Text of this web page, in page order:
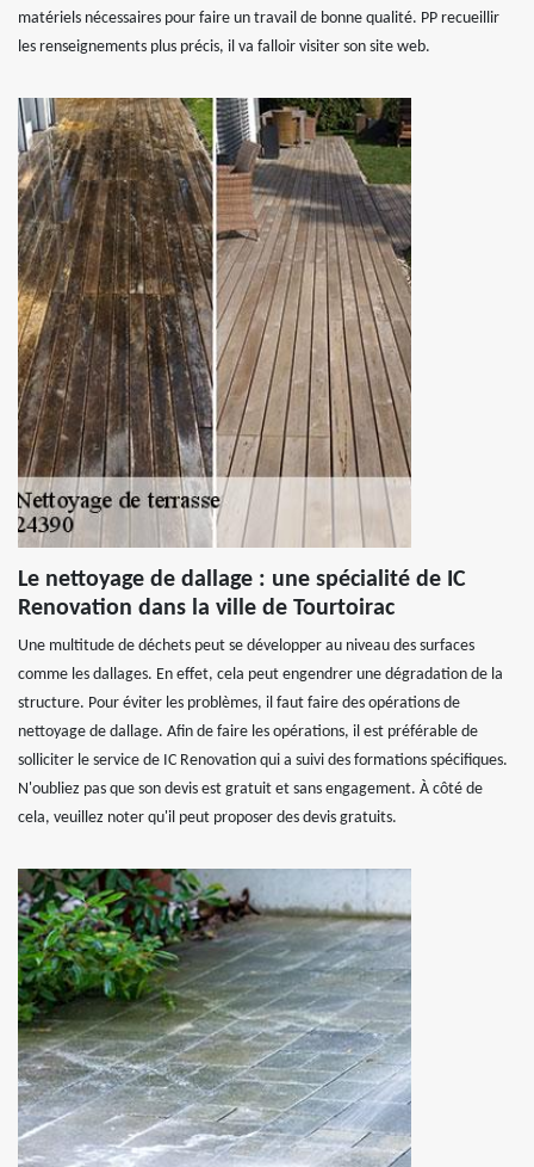
matériels nécessaires pour faire un travail de bonne qualité. PP recueillir
les renseignements plus précis, il va falloir visiter son site web.
Le nettoyage de dallage : une spécialité de IC
Renovation dans la ville de Tourtoirac
Une multitude de déchets peut se développer au niveau des surfaces
comme les dallages. En effet, cela peut engendrer une dégradation de la
structure. Pour éviter les problèmes, il faut faire des opérations de
nettoyage de dallage. Afin de faire les opérations, il est préférable de
solliciter le service de IC Renovation qui a suivi des formations spécifiques.
N'oubliez pas que son devis est gratuit et sans engagement. À côté de
cela, veuillez noter qu'il peut proposer des devis gratuits.